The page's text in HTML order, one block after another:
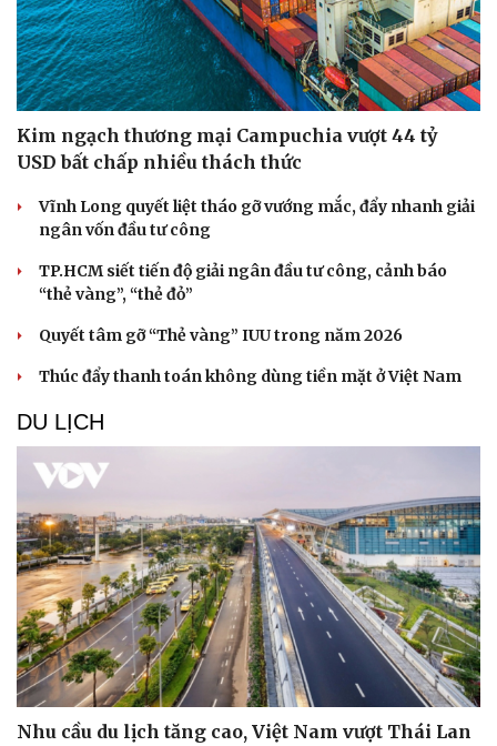
Kim ngạch thương mại Campuchia vượt 44 tỷ
USD bất chấp nhiều thách thức
Vĩnh Long quyết liệt tháo gỡ vướng mắc, đẩy nhanh giải
ngân vốn đầu tư công
TP.HCM siết tiến độ giải ngân đầu tư công, cảnh báo
“thẻ vàng”, “thẻ đỏ”
Quyết tâm gỡ “Thẻ vàng” IUU trong năm 2026
Thúc đẩy thanh toán không dùng tiền mặt ở Việt Nam
DU LỊCH
Nhu cầu du lịch tăng cao, Việt Nam vượt Thái Lan